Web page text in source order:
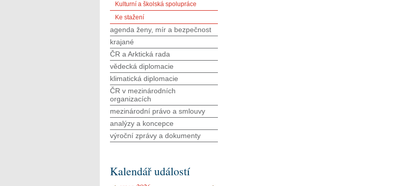
Kulturní a školská spolupráce
Ke stažení
agenda ženy, mír a bezpečnost
krajané
ČR a Arktická rada
vědecká diplomacie
klimatická diplomacie
ČR v mezinárodních
organizacích
mezinárodní právo a smlouvy
analýzy a koncepce
výroční zprávy a dokumenty
Kalendář událostí